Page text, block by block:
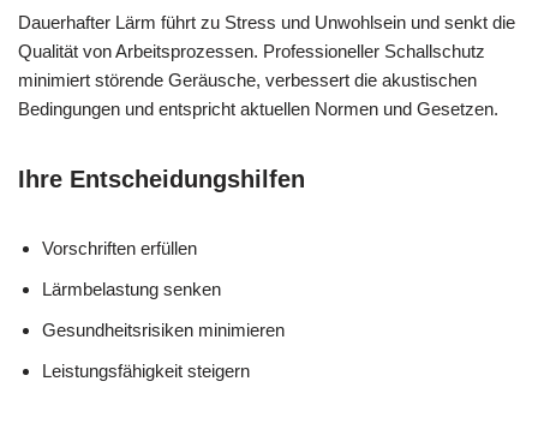
Dauerhafter Lärm führt zu Stress und Unwohlsein und senkt die
Qualität von Arbeitsprozessen. Professioneller Schallschutz
minimiert störende Geräusche, verbessert die akustischen
Bedingungen und entspricht aktuellen Normen und Gesetzen.
Ihre Entscheidungshilfen
Vorschriften erfüllen
Lärmbelastung senken
Gesundheitsrisiken minimieren
Leistungsfähigkeit steigern